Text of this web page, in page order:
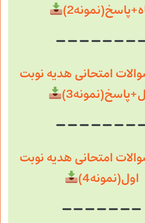
امتحانی هدیه نوبت
(نمونه3)
امتحانی هدیه نوبت
اول(نمونه4)